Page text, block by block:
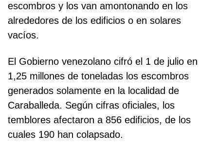
escombros y los van amontonando en los
alrededores de los edificios o en solares
vacíos.
El Gobierno venezolano cifró el 1 de julio en
1,25 millones de toneladas los escombros
generados solamente en la localidad de
Caraballeda. Según cifras oficiales, los
temblores afectaron a 856 edificios, de los
cuales 190 han colapsado.